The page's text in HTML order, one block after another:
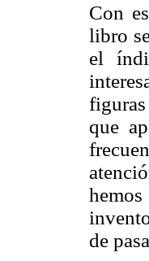
Con
libro
el
que
de